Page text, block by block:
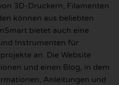
3D-Druckern, Filamenten
können aus beliebten
bietet auch eine
Instrumenten für
an. Die Website
und einen Blog, in dem
Anleitungen und